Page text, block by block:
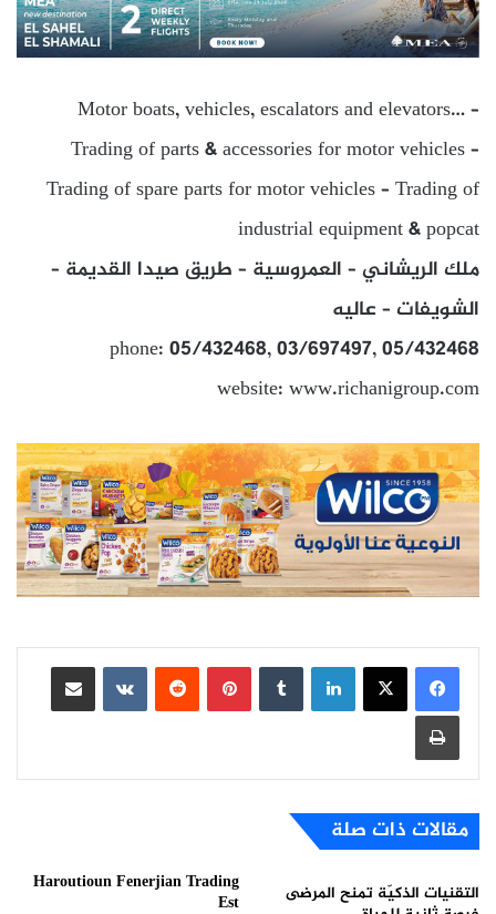
Motor boats, vehicles, escalators and elevators… –
Trading of parts & accessories for motor vehicles –
Trading of spare parts for motor vehicles – Trading of
industrial equipment & popcat
ملك الريشاني – العمروسية – طريق صيدا القديمة –
الشويفات – عاليه
phone: 05/432468, 03/697497, 05/432468
website: www.richanigroup.com
لينكدإن بينتيريست
مشاركة عبر البريد
طباعة
مقالات ذات صلة
التقنيات الذكيّة تمنح المرضى
Haroutioun Fenerjian Trading
Est